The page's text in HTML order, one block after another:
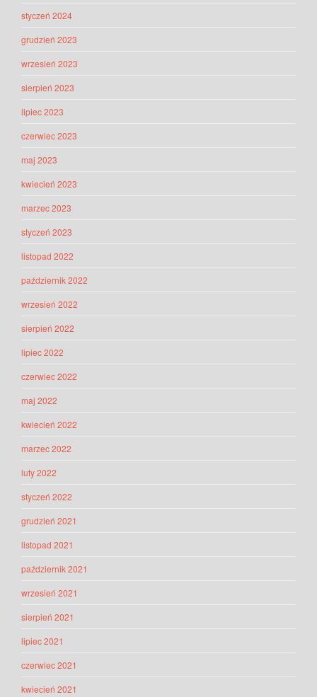
styczeń 2024
grudzień 2023
wrzesień 2023
sierpień 2023
lipiec 2023
czerwiec 2023
maj 2023
kwiecień 2023
marzec 2023
styczeń 2023
listopad 2022
październik 2022
wrzesień 2022
sierpień 2022
lipiec 2022
czerwiec 2022
maj 2022
kwiecień 2022
marzec 2022
luty 2022
styczeń 2022
grudzień 2021
listopad 2021
październik 2021
wrzesień 2021
sierpień 2021
lipiec 2021
czerwiec 2021
kwiecień 2021